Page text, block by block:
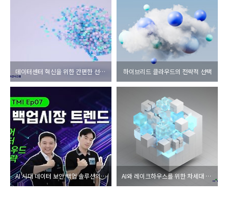
데이터센터 혁신을 위한 간편한 선택법 하이브리드 클라우드의 전략적 선택
AI 시대 데이터 보안 백업 솔루션의 요건 AI와 레이크하우스를 위한 차세대 분석 엔진, 오브젝트 스토리지